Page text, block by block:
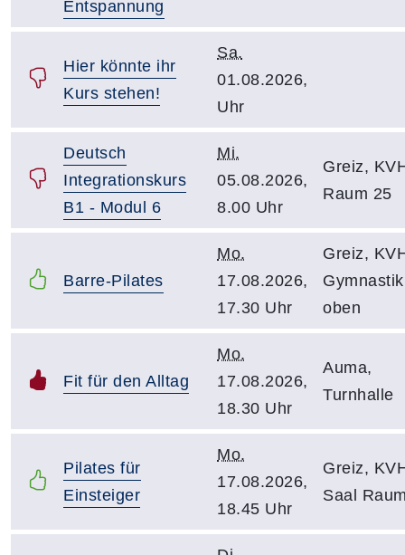
Entspannung
Hier könnte ihr
Kurs stehen!
Sa.
01.08.2026,
Uhr
Deutsch
Integrationskurs
B1 - Modul 6
Mi.
05.08.2026,
8.00 Uhr
Greiz,
Raum 25
Barre-Pilates
Mo.
17.08.2026,
17.30 Uhr
Greiz,
oben
Fit für den Alltag
Mo.
17.08.2026,
18.30 Uhr
Auma,
Turnhalle
Pilates für
Einsteiger
Mo.
17.08.2026,
18.45 Uhr
Greiz,
Saal